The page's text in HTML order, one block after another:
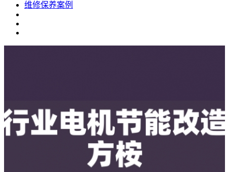
维修保养案例